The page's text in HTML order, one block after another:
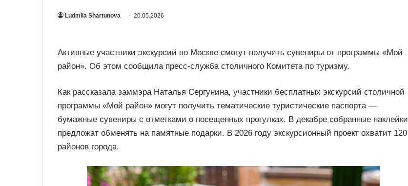
Ludmila Shartunova 20.05.2026
Активные участники экскурсий по Москве смогут получить сувениры от программы «Мой
район». Об этом сообщила пресс-служба столичного Комитета по туризму.
Как рассказала заммэра Наталья Сергунина, участники бесплатных экскурсий столичной
программы «Мой район» могут получить тематические туристические паспорта —
бумажные сувениры с отметками о посещенных прогулках. В декабре собранные наклейки
предложат обменять на памятные подарки. В 2026 году экскурсионный проект охватит 120
районов города.